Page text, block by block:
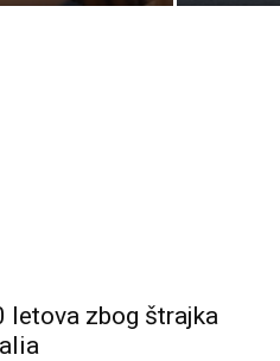
letova zbog štrajka